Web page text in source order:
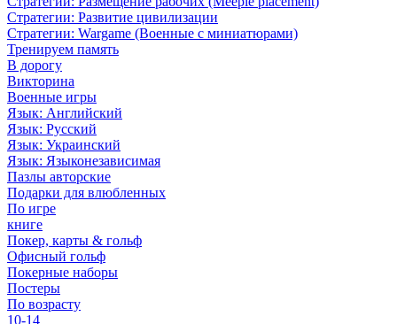
Стратегии: Развитие цивилизации
Стратегии: Wargame (Военные с миниатюрами)
Тренируем память
В дорогу
Викторина
Военные игры
Язык: Английский
Язык: Русский
Язык: Украинский
Язык: Языконезависимая
Пазлы авторские
Подарки для влюбленных
По игре
книге
Покер, карты & гольф
Офисный гольф
Покерные наборы
Постеры
По возрасту
10-14